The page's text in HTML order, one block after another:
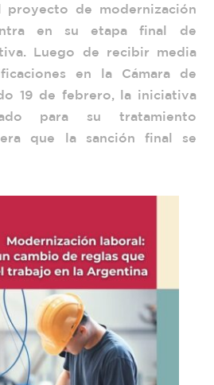
proyecto de modernización
en su etapa final de
Luego de recibir media
en la Cámara de
19 de febrero, la iniciativa
para su tratamiento
que la sanción final se